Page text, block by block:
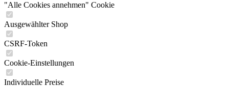
"Alle Cookies annehmen" Cookie
Ausgewählter Shop
CSRF-Token
Cookie-Einstellungen
Individuelle Preise